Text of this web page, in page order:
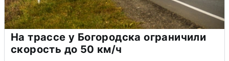
На трассе у Богородска ограничили
скорость до 50 км/ч